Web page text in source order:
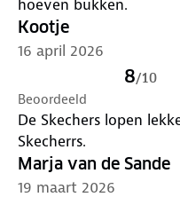
hoeven bukken.
Kootje
16 april 2026
8/10
Beoordeeld
De Skechers lopen
Skecherrs.
Marja van de Sande
19 maart 2026